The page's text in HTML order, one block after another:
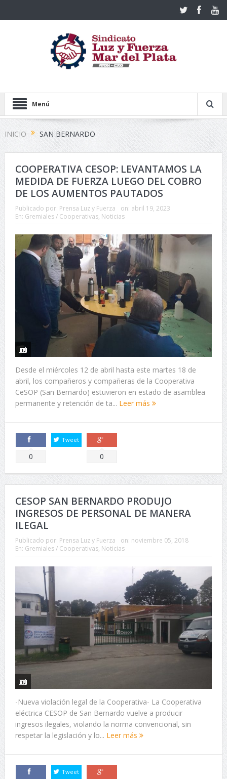
Menú
INICIO SAN BERNARDO
COOPERATIVA CESOP: LEVANTAMOS LA
MEDIDA DE FUERZA LUEGO DEL COBRO
DE LOS AUMENTOS PAUTADOS
Publicado por: Prensa Luz y Fuerza on: abril 19, 2023
En: Gremiales / Cooperativas, Noticias
Desde el miércoles 12 de abril hasta este martes 18 de
abril, los compañeros y compañeras de la Cooperativa
CeSOP (San Bernardo) estuvieron en estado de asamblea
permanente y retención de ta... Leer más
Comparte
0
Tweet
Comparte
0
CESOP SAN BERNARDO PRODUJO
INGRESOS DE PERSONAL DE MANERA
ILEGAL
Publicado por: Prensa Luz y Fuerza on: noviembre 05, 2018
En: Gremiales / Cooperativas, Noticias
-Nueva violación legal de la Cooperativa- La Cooperativa
eléctrica CESOP de San Bernardo vuelve a producir
ingresos ilegales, violando la norma convencional, sin
respetar la legislación y lo... Leer más
Tweet